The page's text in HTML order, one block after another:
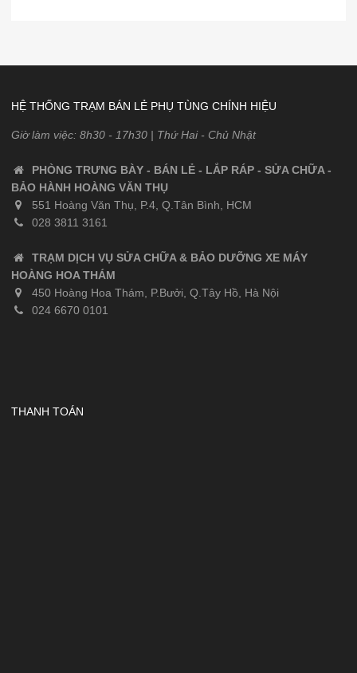
HỆ THỐNG TRẠM BÁN LẺ PHỤ TÙNG CHÍNH HIỆU
Giờ làm việc: 8h30 - 17h30 | Thứ Hai - Chủ Nhật
PHÒNG TRƯNG BÀY - BÁN LẺ - LẮP RÁP - SỬA CHỮA -
BẢO HÀNH HOÀNG VĂN THỤ
551 Hoàng Văn Thụ, P.4, Q.Tân Bình, HCM
028 3811 3161
TRẠM DỊCH VỤ SỬA CHỮA & BẢO DƯỠNG XE MÁY
HOÀNG HOA THÁM
450 Hoàng Hoa Thám, P.Bưởi, Q.Tây Hồ, Hà Nội
024 6670 0101
THANH TOÁN